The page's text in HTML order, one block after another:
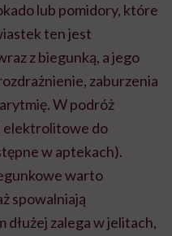
lub pomidory, które
ten jest
z biegunką, a jego
zaburzenia
W podróż
elektrolitowe do
w aptekach).
warto
spowalniają
zalega w jelitach,